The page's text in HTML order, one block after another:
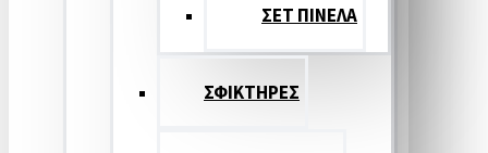
ΣΕΤ ΠΙΝΕΛA
ΣΦΙΚΤΗΡΕΣ